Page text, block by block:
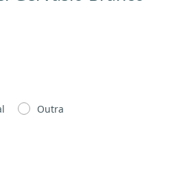
Outra